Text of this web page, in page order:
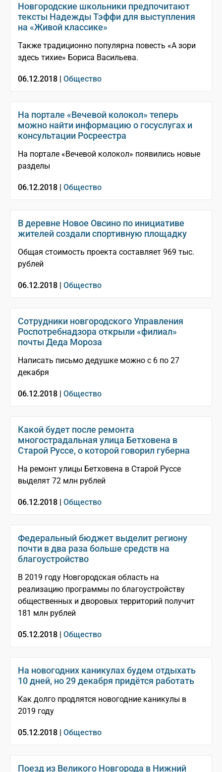
Новгородские школьники предпочитают
тексты Надежды Тэффи для выступления
на «Живой классике»
Также традиционно популярна повесть «А зори
здесь тихие» Бориса Васильева.
06.12.2018 | Общество
На портале «Вечевой колокол» теперь
можно найти информацию о госуслугах и
консультации Росреестра
На портале «Вечевой колокол» появились новые
разделы
06.12.2018 | Общество
В деревне Новое Овсино по инициативе
жителей создали спортивную площадку
Общая стоимость проекта составляет 969 тыс.
рублей
06.12.2018 | Общество
Сотрудники новгородского Управления
Роспотребнадзора открыли «филиал»
почты Деда Мороза
Написать письмо дедушке можно с 6 по 27
декабря
06.12.2018 | Общество
Какой будет после ремонта
многострадальная улица Бетховена в
Старой Руссе, о которой говорил губерна
На ремонт улицы Бетховена в Старой Руссе
выделят 72 млн рублей
06.12.2018 | Общество
Федеральный бюджет выделит региону
почти в два раза больше средств на
благоустройство
В 2019 году Новгородская область на
реализацию программы по благоустройству
общественных и дворовых территорий получит
181 млн рублей
05.12.2018 | Общество
На новогодних каникулах будем отдыхать
10 дней, но 29 декабря придётся работать
Как долго продлятся новогодние каникулы в
2019 году
05.12.2018 | Общество
Поезд из Великого Новгорода в Нижний